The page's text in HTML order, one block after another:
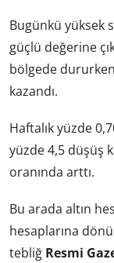
Bugünkü yüksek
güçlü değerine
bölgede
kazandı.
Haftalık yüzde
yüzde 4,5 düşüş
oranında arttı.
Bu arada altın
hesaplarına
tebliğ Resmi